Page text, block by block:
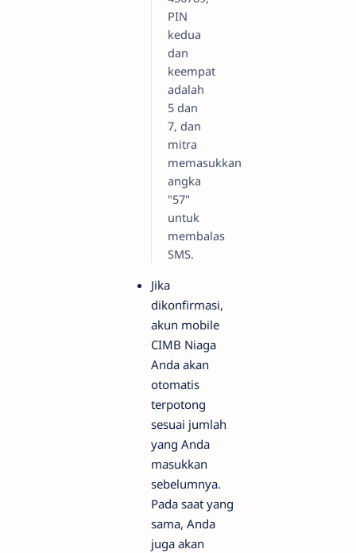
PIN
kedua
dan
keempat
adalah
5 dan
7, dan
mitra
memasukkan
angka
"57"
untuk
membalas
SMS.
Jika
dikonfirmasi,
akun mobile
CIMB Niaga
Anda akan
otomatis
terpotong
sesuai jumlah
yang Anda
masukkan
sebelumnya.
Pada saat yang
sama, Anda
juga akan